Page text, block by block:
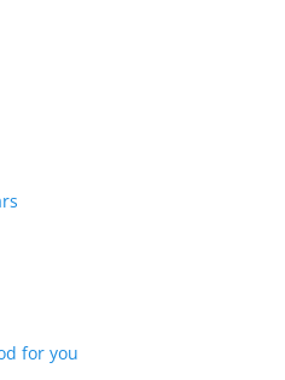
for you